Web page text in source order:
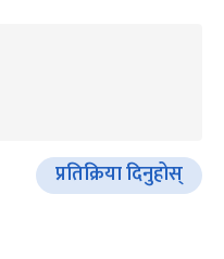
प्रतिक्रिया दिनुहोस्